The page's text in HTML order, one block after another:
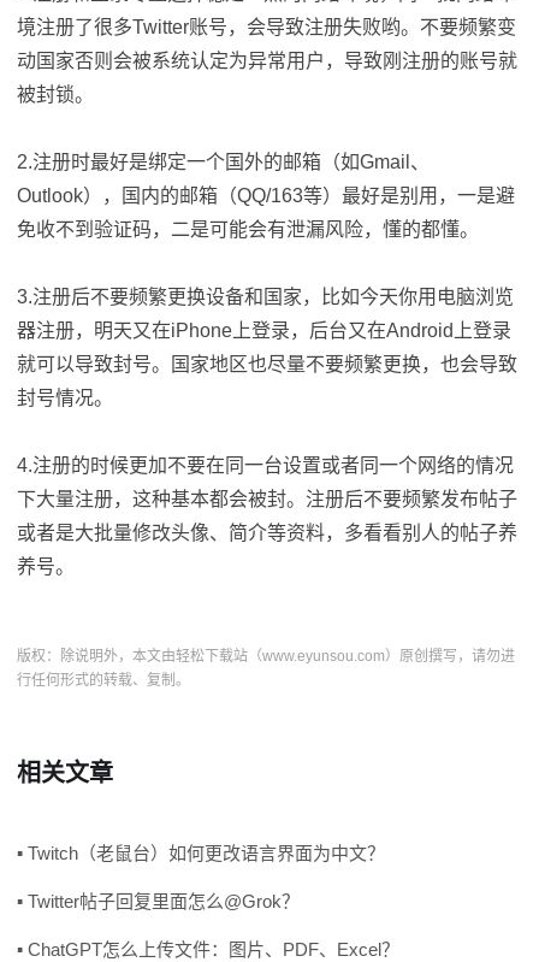
境注册了很多Twitter账号，会导致注册失败哟。不要频繁变
动国家否则会被系统认定为异常用户，导致刚注册的账号就
被封锁。
2.注册时最好是绑定一个国外的邮箱（如Gmail、
Outlook），国内的邮箱（QQ/163等）最好是别用，一是避
免收不到验证码，二是可能会有泄漏风险，懂的都懂。
3.注册后不要频繁更换设备和国家，比如今天你用电脑浏览
器注册，明天又在iPhone上登录，后台又在Android上登录
就可以导致封号。国家地区也尽量不要频繁更换，也会导致
封号情况。
4.注册的时候更加不要在同一台设置或者同一个网络的情况
下大量注册，这种基本都会被封。注册后不要频繁发布帖子
或者是大批量修改头像、简介等资料，多看看别人的帖子养
养号。
版权：除说明外，本文由轻松下载站（www.eyunsou.com）原创撰写，请勿进
行任何形式的转载、复制。
相关文章
▪ Twitch（老鼠台）如何更改语言界面为中文？
▪ Twitter帖子回复里面怎么@Grok？
▪ ChatGPT怎么上传文件：图片、PDF、Excel？